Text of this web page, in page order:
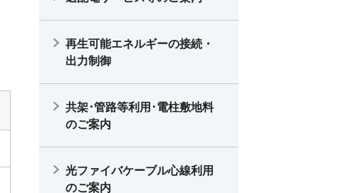
再生可能エネルギーの接続・
出力制御
共架･管路等利用･電柱敷地料
のご案内
光ファイバケーブル心線利用
のご案内